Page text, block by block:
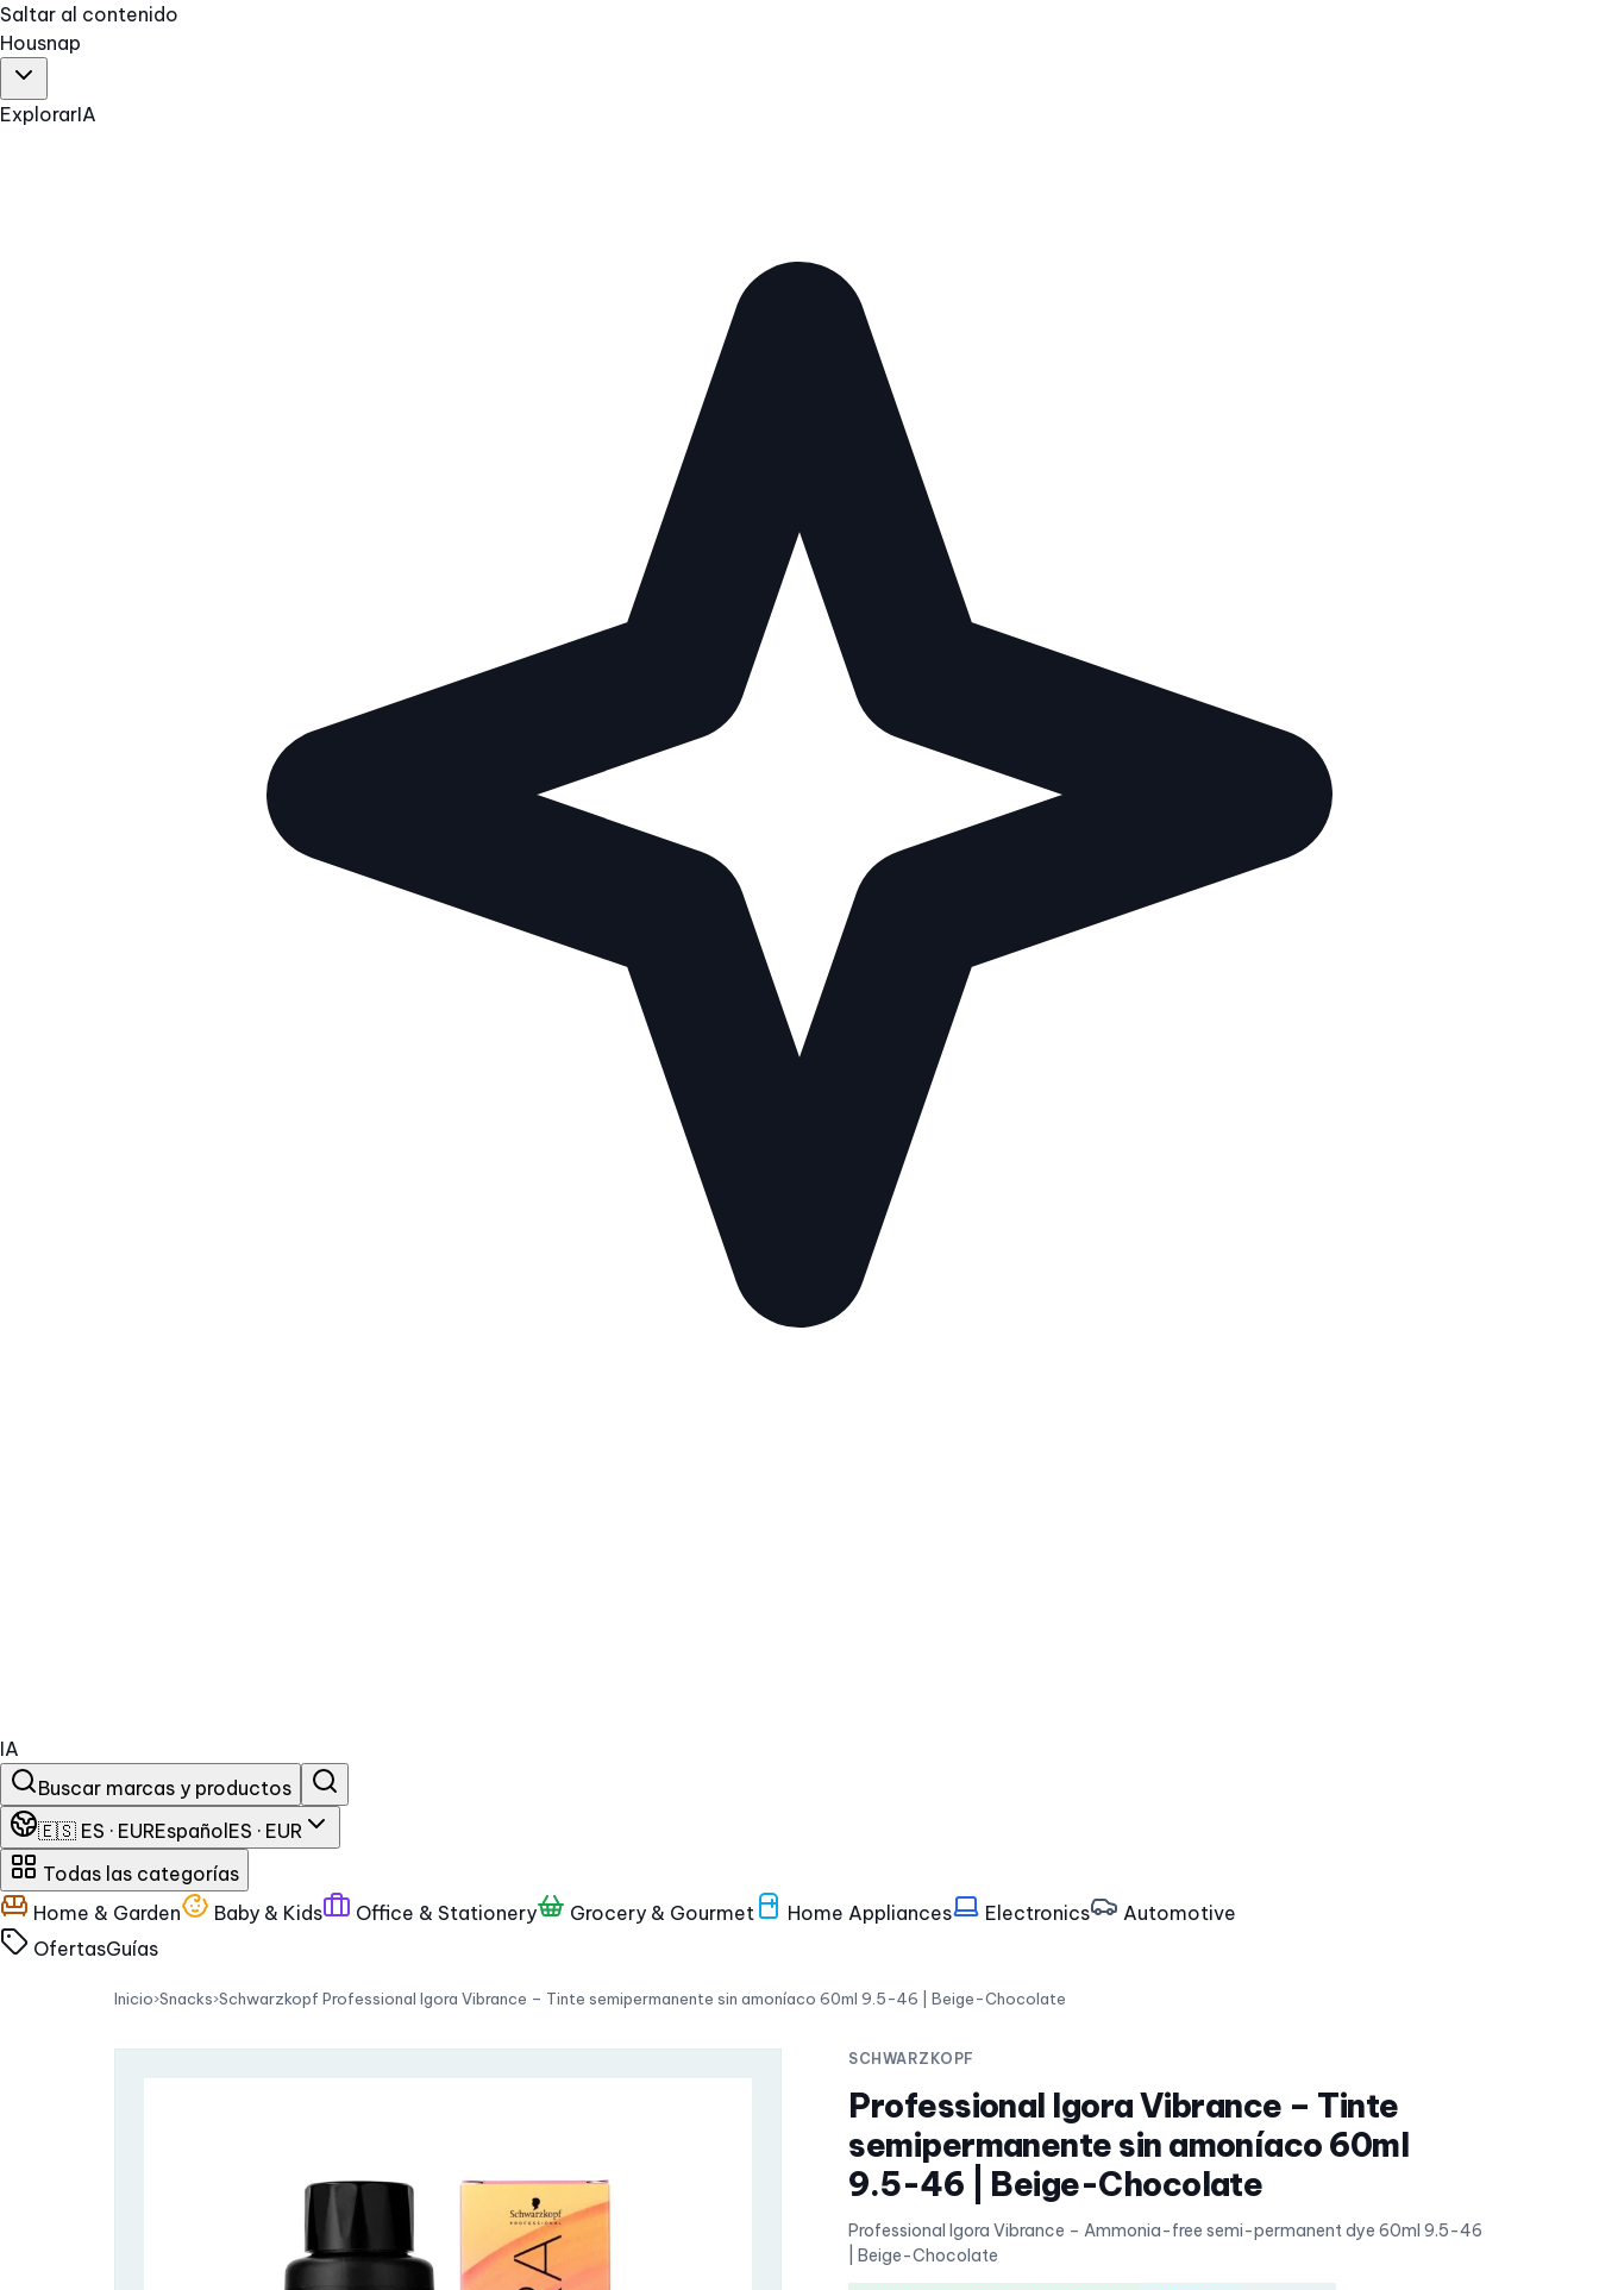
Saltar al contenido
Housnap
ExplorarIA
IA
Buscar marcas y productos
🇪🇸 ES · EUREspañol ES · EUR
Todas las categorías
Home & Garden
Baby & Kids Office & Stationery Grocery & Gourmet Home Appliances Electronics
Automotive
OfertasGuías
Inicio›Snacks›Schwarzkopf Professional Igora Vibrance – Tinte semipermanente sin amoníaco 60ml 9.5-46 | Beige-Chocolate
SCHWARZKOPF
Professional Igora Vibrance – Tinte
semipermanente sin amoníaco 60ml
9.5-46 | Beige-Chocolate
Professional Igora Vibrance – Ammonia-free semi-permanent dye 60ml 9.5-46
| Beige-Chocolate